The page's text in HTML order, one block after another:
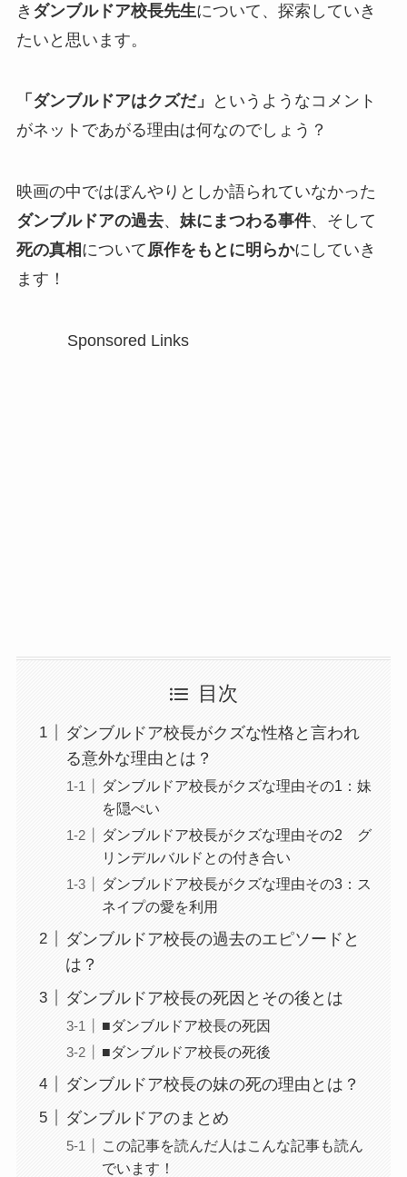
き ダンブルドア校長先生について、探索していき
たいと思います。
「ダンブルドアはクズだ」
というようなコメント
がネットであがる理由は何なのでしょう？
映画の中ではぼんやりとしか語られていなかった
ダンブルドアの過去、 妹にまつわる事件、そして
死の真相 について原作をもとに明らかにしていき
ます！
Sponsored Links
目次
ダンブルドア校長がクズな性格と言われ
る意外な理由とは？
ダンブルドア校長がクズな理由その1：妹
を隠ぺい
ダンブルドア校長がクズな理由その2 グ
リンデルバルドとの付き合い
ダンブルドア校長がクズな理由その3：ス
ネイプの愛を利用
ダンブルドア校長の過去のエピソードと
は？
ダンブルドア校長の死因とその後とは
■ダンブルドア校長の死因
■ダンブルドア校長の死後
ダンブルドア校長の妹の死の理由とは？
ダンブルドアのまとめ
この記事を読んだ人はこんな記事も読ん
でいます！